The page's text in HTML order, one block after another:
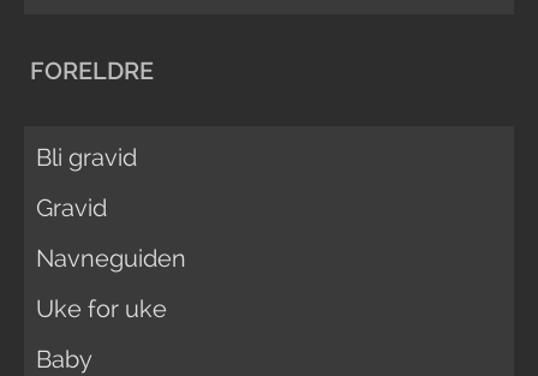
FORELDRE
Bli gravid
Gravid
Navneguiden
Uke for uke
Baby